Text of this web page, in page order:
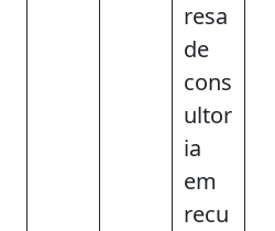
resa
de
cons
ultor
ia
em
recu